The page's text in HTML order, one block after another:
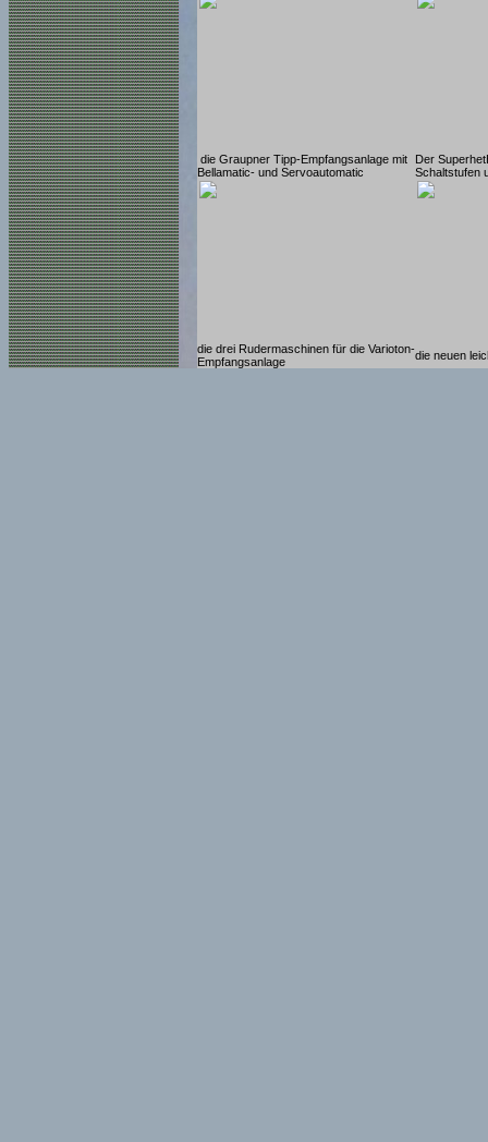
die Graupner Tipp-Empfangsanlage mit
Bellamatic- und Servoautomatic
Der
Schaltstufen
die drei Rudermaschinen für die Varioton-
Empfangsanlage
die neuen